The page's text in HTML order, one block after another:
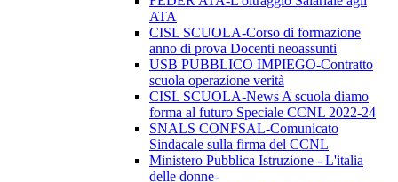
ATA
CISL SCUOLA-Corso di formazione
anno di prova Docenti neoassunti
USB PUBBLICO IMPIEGO-Contratto
scuola operazione verità
CISL SCUOLA-News A scuola diamo
forma al futuro Speciale CCNL 2022-24
SNALS CONFSAL-Comunicato
Sindacale sulla firma del CCNL
Ministero Pubblica Istruzione - L'italia
delle donne-